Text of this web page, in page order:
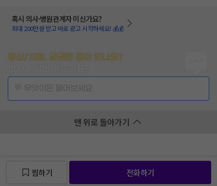
혹시 의사·병원관계자 이신가요?
최대 200만원 받고 바로 광고 시작하세요! 💰💰
증상/치료, 궁금한 점이 있나요?
맨 위로 돌아가기
찜하기 전화하기